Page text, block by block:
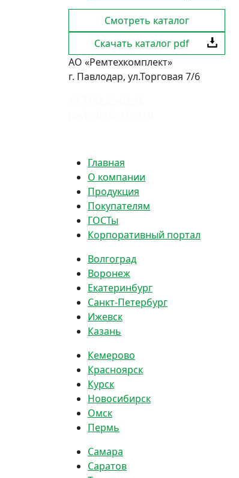
Смотреть каталог
Скачать каталог pdf
АО «Ремтехкомплект»
г. Павлодар, ул.Торговая 7/6
Главная
О компании
Продукция
Покупателям
ГОСТы
Корпоративный портал
Волгоград
Воронеж
Екатеринбург
Санкт-Петербург
Ижевск
Казань
Кемерово
Красноярск
Курск
Новосибирск
Омск
Пермь
Самара
Саратов